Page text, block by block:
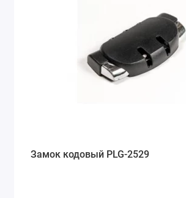
Замок кодовый PLG-2529